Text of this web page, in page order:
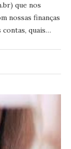
) que nos
nossas finanças
contas, quais…